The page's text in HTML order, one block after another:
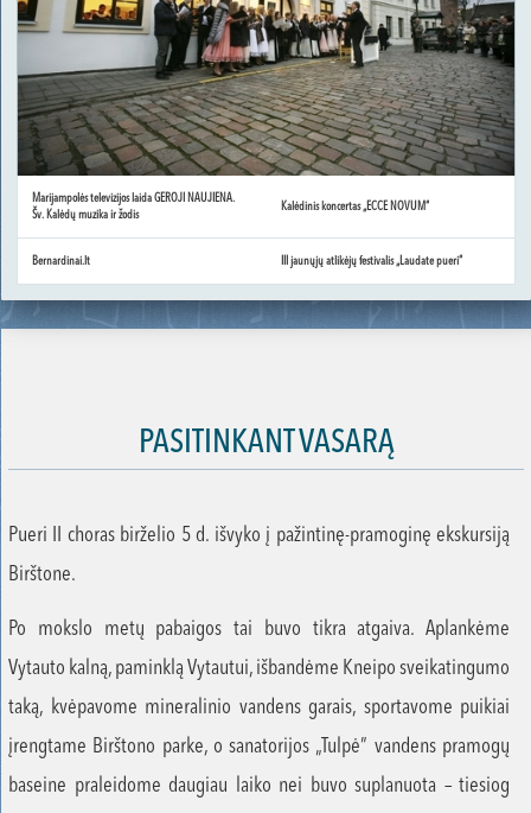
Marijampolės televizijos laida GEROJI NAUJIENA.
Šv. Kalėdų muzika ir žodis
Kalėdinis koncertas „ECCE NOVUM“
Bernardinai.lt III jaunųjų atlikėjų festivalis „Laudate pueri“
PASITINKANT VASARĄ
Pueri II choras birželio 5 d. išvyko į pažintinę-pramoginę ekskursiją
Birštone.
Po mokslo metų pabaigos tai buvo tikra atgaiva. Aplankėme
Vytauto kalną, paminklą Vytautui, išbandėme Kneipo sveikatingumo
taką, kvėpavome mineralinio vandens garais, sportavome puikiai
įrengtame Birštono parke, o sanatorijos „Tulpė” vandens pramogų
baseine praleidome daugiau laiko nei buvo suplanuota – tiesiog